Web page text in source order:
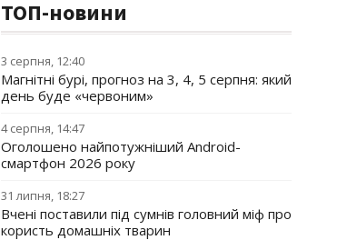
ТОП-новини
3 серпня, 12:40
Магнітні бурі, прогноз на 3, 4, 5 серпня: який
день буде «червоним»
4 серпня, 14:47
Оголошено найпотужніший Android-
смартфон 2026 року
31 липня, 18:27
Вчені поставили під сумнів головний міф про
користь домашніх тварин